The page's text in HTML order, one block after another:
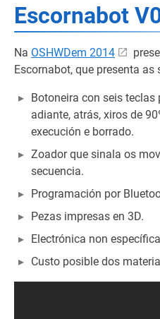
Escornabot
Na OSHWDem 2014
Escornabot, que presenta
Botoneira con seis
adiante, atrás, xiros de
execución e borrado.
Zoador que sinala os
secuencia.
Programación por
Pezas impresas en 3D.
Electrónica non
Custo posible dos